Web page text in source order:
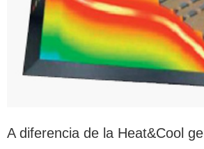
A diferencia de la Heat&Cool